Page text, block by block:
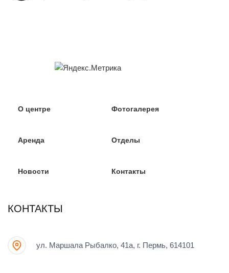
О центре Фотогалерея
Аренда Отделы
Новости Контакты
КОНТАКТЫ
ул. Маршала Рыбалко, 41а, г. Пермь, 614101